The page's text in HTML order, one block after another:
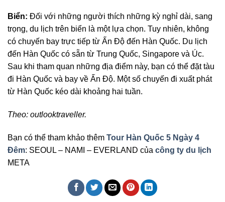
Biển: Đối với những người thích những kỳ nghỉ dài, sang
trọng, du lịch trên biển là một lựa chọn. Tuy nhiên, không
có chuyến bay trực tiếp từ Ấn Độ đến Hàn Quốc. Du lịch
đến Hàn Quốc có sẵn từ Trung Quốc, Singapore và Úc.
Sau khi tham quan những địa điểm này, bạn có thể đặt tàu
đi Hàn Quốc và bay về Ấn Độ. Một số chuyến đi xuất phát
từ Hàn Quốc kéo dài khoảng hai tuần.
Theo: outlooktraveller.
Bạn có thể tham khảo thêm Tour Hàn Quốc 5 Ngày 4
Đêm: SEOUL – NAMI – EVERLAND của công ty du lịch
META